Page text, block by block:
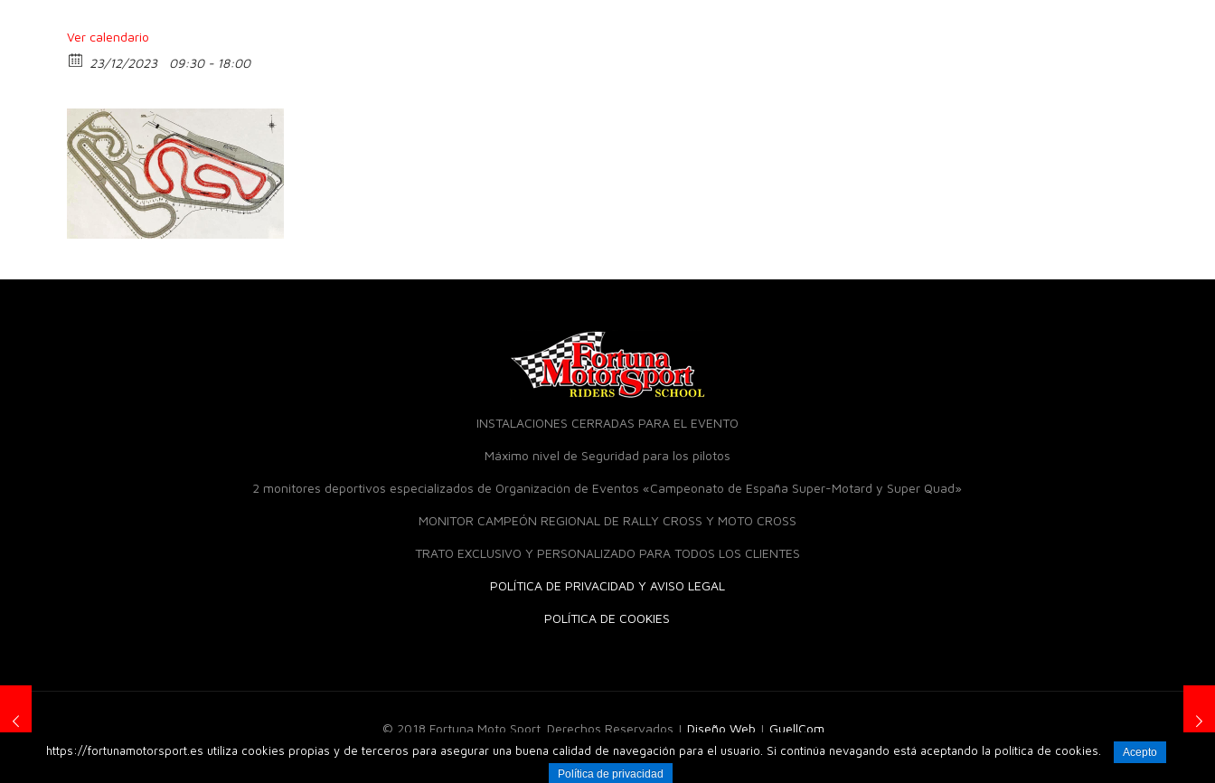
Ver calendario
23/12/2023
09:30 - 18:00
INSTALACIONES CERRADAS PARA EL EVENTO
Máximo nivel de Seguridad para los pilotos
2 monitores deportivos especializados de Organización de Eventos «Campeonato de España Super-Motard y Super Quad»
MONITOR CAMPEÓN REGIONAL DE RALLY CROSS Y MOTO CROSS
TRATO EXCLUSIVO Y PERSONALIZADO PARA TODOS LOS CLIENTES
POLÍTICA DE PRIVACIDAD Y AVISO LEGAL
POLÍTICA DE COOKIES
© 2018 Fortuna Moto Sport. Derechos Reservados |Diseño Web | GuellCom_
https://fortunamotorsport.es utiliza cookies propias y de terceros para asegurar una buena calidad de navegación para el usuario. Si continúa nevagando está aceptando la política de cookies.
Acepto
Política de privacidad